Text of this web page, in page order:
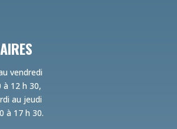
vendredi
à 12 h 30,
au jeudi
à 17 h 30.